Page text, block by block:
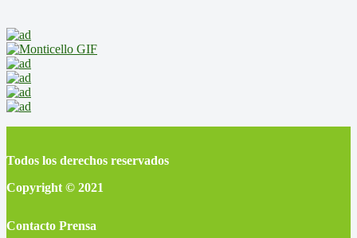
Todos los derechos reservados
Copyright © 2021
Contacto Prensa